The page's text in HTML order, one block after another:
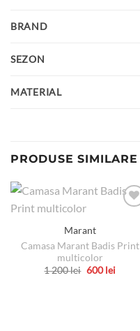
BRAND
SEZON
MATERIAL
PRODUSE SIMILARE
Marant
Camasa Marant Badis Print
multicolor
1 200lei Prețul
600leiPrețul